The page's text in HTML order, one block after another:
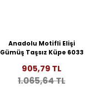
Anadolu Motifli Elişi
Gümüş Taşsız Küpe 6033
905,79 TL
1.065,64 TL